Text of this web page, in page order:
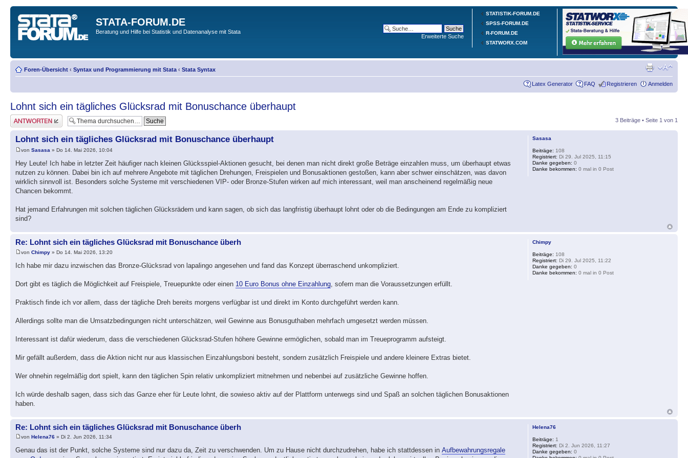
STATISTIK-FORUM.DE
SPSS-FORUM.DE
R-FORUM.DE
STATWORX.COM
STATA-FORUM.DE
Beratung und Hilfe bei Statistik und Datenanalyse mit Stata
Erweiterte Suche
Foren-Übersicht ‹ Syntax und Programmierung mit Stata ‹ Stata Syntax
Latex Generator FAQ Registrieren Anmelden
Lohnt sich ein tägliches Glücksrad mit Bonuschance überhaupt
Antwort erstellen 3 Beiträge • Seite 1 von 1
Lohnt sich ein tägliches Glücksrad mit Bonuschance überhaupt
von Sasasa » Do 14. Mai 2026, 10:04
Hey Leute! Ich habe in letzter Zeit häufiger nach kleinen Glücksspiel-Aktionen gesucht, bei denen man nicht direkt große Beträge einzahlen muss, um überhaupt etwas
nutzen zu können. Dabei bin ich auf mehrere Angebote mit täglichen Drehungen, Freispielen und Bonusaktionen gestoßen, kann aber schwer einschätzen, was davon
wirklich sinnvoll ist. Besonders solche Systeme mit verschiedenen VIP- oder Bronze-Stufen wirken auf mich interessant, weil man anscheinend regelmäßig neue
Chancen bekommt.
Hat jemand Erfahrungen mit solchen täglichen Glücksrädern und kann sagen, ob sich das langfristig überhaupt lohnt oder ob die Bedingungen am Ende zu kompliziert
sind?
Sasasa
Beiträge: 108
Registriert: Di 29. Jul 2025, 11:15
Danke gegeben: 0
Danke bekommen: 0 mal in 0 Post
Re: Lohnt sich ein tägliches Glücksrad mit Bonuschance überh
von Chimpy » Do 14. Mai 2026, 13:20
Ich habe mir dazu inzwischen das Bronze-Glücksrad von lapalingo angesehen und fand das Konzept überraschend unkompliziert.
Dort gibt es täglich die Möglichkeit auf Freispiele, Treuepunkte oder einen 10 Euro Bonus ohne Einzahlung , sofern man die Voraussetzungen erfüllt.
Praktisch finde ich vor allem, dass der tägliche Dreh bereits morgens verfügbar ist und direkt im Konto durchgeführt werden kann.
Allerdings sollte man die Umsatzbedingungen nicht unterschätzen, weil Gewinne aus Bonusguthaben mehrfach umgesetzt werden müssen.
Interessant ist dafür wiederum, dass die verschiedenen Glücksrad-Stufen höhere Gewinne ermöglichen, sobald man im Treueprogramm aufsteigt.
Mir gefällt außerdem, dass die Aktion nicht nur aus klassischen Einzahlungsboni besteht, sondern zusätzlich Freispiele und andere kleinere Extras bietet.
Wer ohnehin regelmäßig dort spielt, kann den täglichen Spin relativ unkompliziert mitnehmen und nebenbei auf zusätzliche Gewinne hoffen.
Ich würde deshalb sagen, dass sich das Ganze eher für Leute lohnt, die sowieso aktiv auf der Plattform unterwegs sind und Spaß an solchen täglichen Bonusaktionen
haben.
Chimpy
Beiträge: 108
Registriert: Di 29. Jul 2025, 11:22
Danke gegeben: 0
Danke bekommen: 0 mal in 0 Post
Re: Lohnt sich ein tägliches Glücksrad mit Bonuschance überh
von Helena76 » Di 2. Jun 2026, 11:34
Genau das ist der Punkt, solche Systeme sind nur dazu da, Zeit zu verschwenden. Um zu Hause nicht durchzudrehen, habe ich stattdessen in Aufbewahrungsregale
Helena76
Beiträge: 1
Registriert: Di 2. Jun 2026, 11:27
Danke gegeben: 0